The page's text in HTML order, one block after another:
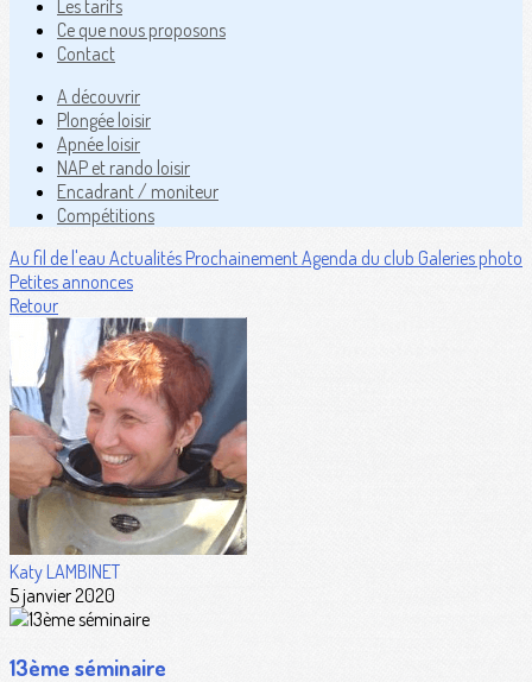
Les tarifs
Ce que nous proposons
Contact
A découvrir
Plongée loisir
Apnée loisir
NAP et rando loisir
Encadrant / moniteur
Compétitions
Au fil de l'eau Actualités ProchainementAgenda du club Galeries photo
Petites annonces
Retour
Katy LAMBINET
5 janvier 2020
13ème séminaire